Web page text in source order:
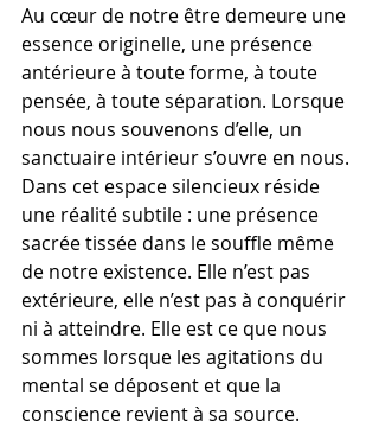
Au cœur de notre être demeure une
essence originelle, une présence
antérieure à toute forme, à toute
pensée, à toute séparation. Lorsque
nous nous souvenons d’elle, un
sanctuaire intérieur s’ouvre en nous.
Dans cet espace silencieux réside
une réalité subtile : une présence
sacrée tissée dans le souffle même
de notre existence. Elle n’est pas
extérieure, elle n’est pas à conquérir
ni à atteindre. Elle est ce que nous
sommes lorsque les agitations du
mental se déposent et que la
conscience revient à sa source.